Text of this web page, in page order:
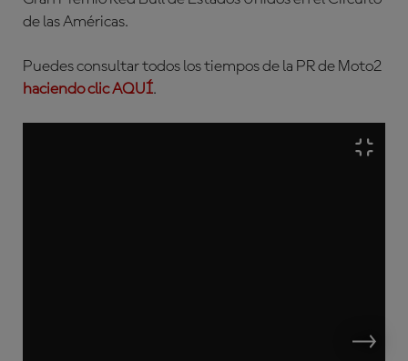
de las Américas.
Puedes consultar todos los tiempos de la PR de Moto2
haciendo clic AQUÍ.